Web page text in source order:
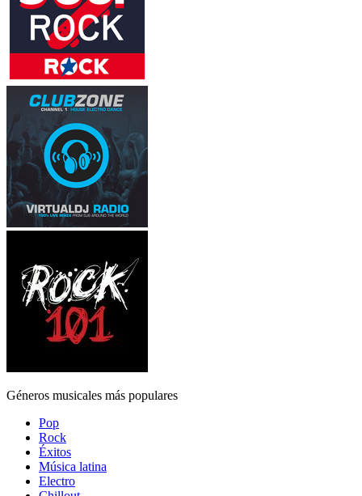
Géneros musicales más populares
Pop
Rock
Éxitos
Música latina
Electro